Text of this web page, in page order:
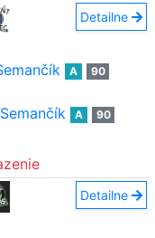
Detailne
A
90
A
90
Detailne